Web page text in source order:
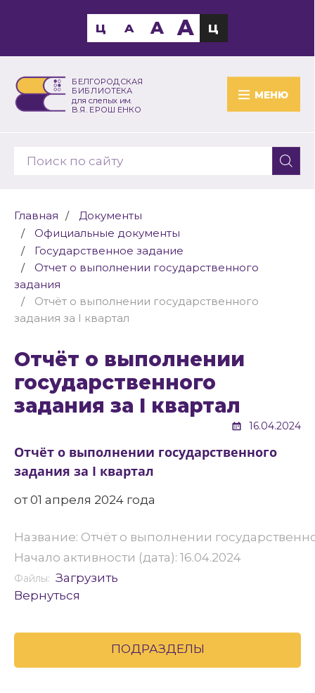
БЕЛГОРОДСКАЯ
БИБЛИОТЕКА
для слепых им.
В.Я. ЕРОШЕНКО
МЕНЮ
Ц A A A Ц
Главная
Документы
Официальные документы
Государственное задание
Отчет о выполнении государственного
задания
Отчёт о выполнении государственного
задания за I квартал
Отчёт о выполнении
государственного
задания за I квартал
16.04.2024
Отчёт о выполнении государственного
задания за I квартал
от 01 апреля 2024 года
Название: Отчёт о выполнении
Начало активности (дата): 16.04.2024
Файлы: Загрузить
Вернуться
ПОДРАЗДЕЛЫ